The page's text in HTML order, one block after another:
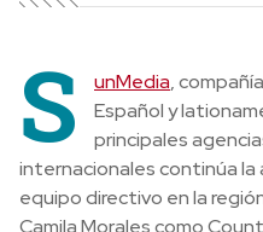
S unMedia,
Español y
principales
internacionales continúa
equipo directivo en la
Camila Morales como